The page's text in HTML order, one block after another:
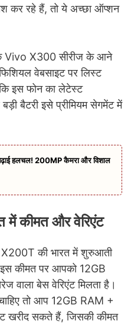
कर रहे हैं, तो ये अच्छा ऑप्शन
Vivo X300 सीरीज के आने
वेबसाइट पर लिस्ट
इस फोन का लेटेस्ट
बैटरी इसे प्रीमियम सेगमेंट में
हलचल! 200MP कैमरा और विशाल
कीमत और वेरिएंट
की भारत में शुरुआती
कीमत पर आपको 12GB
वाला बेस वेरिएंट मिलता है।
तो आप 12GB RAM +
खरीद सकते हैं, जिसकी कीमत